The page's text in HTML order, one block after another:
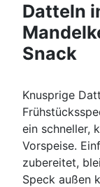
Datteln
Snack
Knusprige
ein schneller,
Vorspeise.
zubereitet,
Speck außen